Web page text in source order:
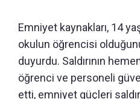
Emniyet kaynakları, 14
okulun öğrencisi
duyurdu. Saldırının
öğrenci ve personeli
etti, emniyet güçleri